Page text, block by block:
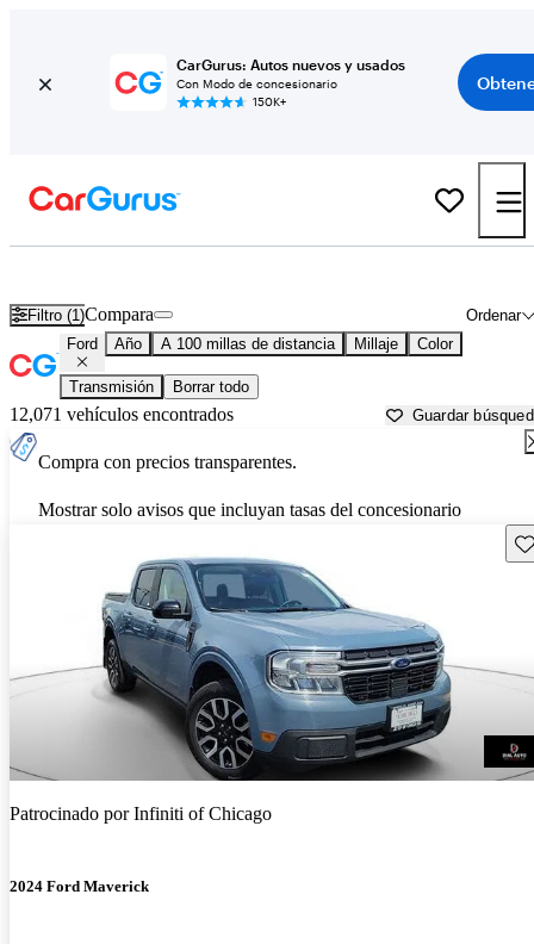
CarGurus: Autos nuevos y usados
Con Modo de concesionario
150K+
Filtro (1) Ordenar
Compara
Ford Año A 100 millas de distancia Millaje Color
Transmisión Borrar todo
12,071 vehículos encontrados Guardar
Compra con precios transparentes.
Mostrar solo avisos que incluyan tasas del concesionario
Patrocinado porInfiniti of Chicago
2024 Ford Maverick